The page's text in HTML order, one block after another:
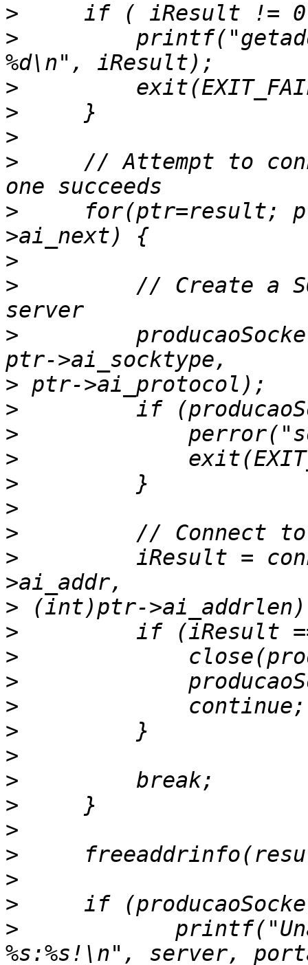
>
>
>
>
>
>
// Attempt to
>
for(ptr=result;
>
>
// Create a
>
>
>
>
>
>
>
>
>
iResult =
>
>
>
>
>
>
>
>
>
>
>
>
>
>